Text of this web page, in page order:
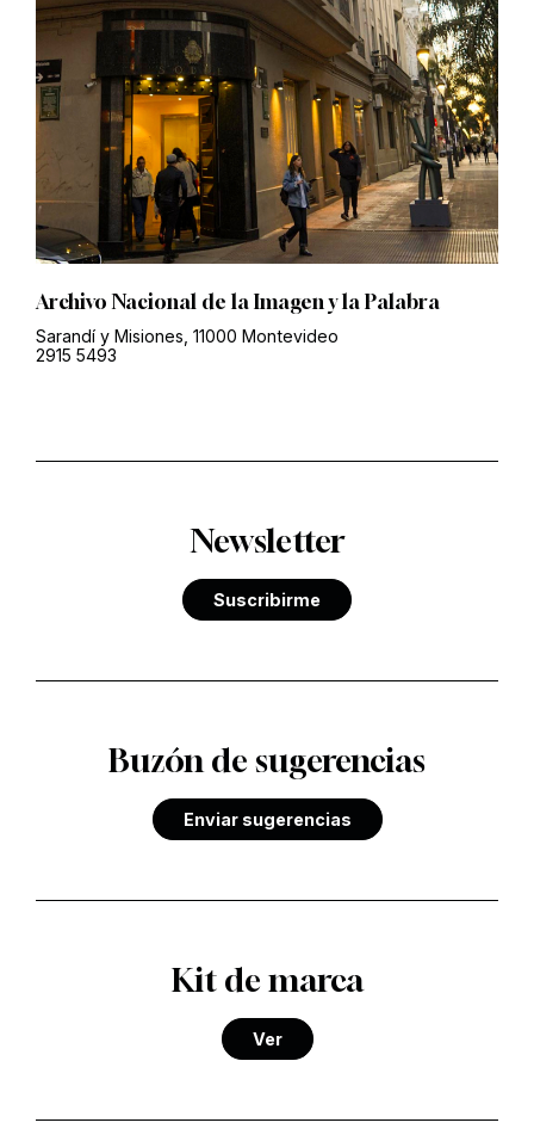
Archivo Nacional de la Imagen y la Palabra
Sarandí y Misiones, 11000 Montevideo
2915 5493
Newsletter
Suscribirme
Buzón de sugerencias
Enviar sugerencias
Kit de marca
Ver